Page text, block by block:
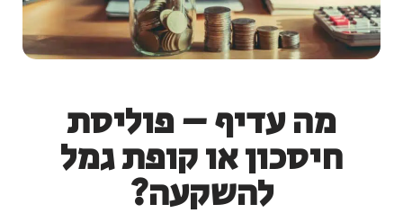
מה עדיף – פוליסת
חיסכון או קופת גמל
להשקעה?